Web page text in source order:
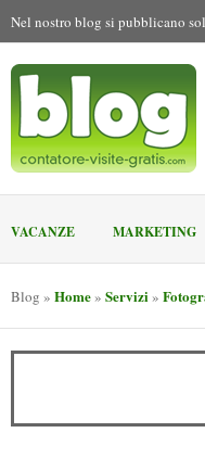
Nel nostro blog si pubblicano
VACANZE MARKETING
Blog » Home» Servizi»